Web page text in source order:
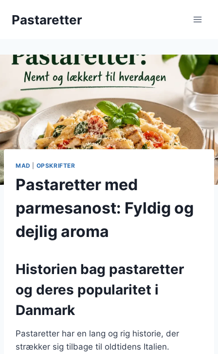
Pastaretter
MAD OPSKRIFTER
Pastaretter med
parmesanost: Fyldig og
dejlig aroma
Historien bag pastaretter
og deres popularitet i
Danmark
Pastaretter har en lang og rig historie, der
strækker sig tilbage til oldtidens Italien.